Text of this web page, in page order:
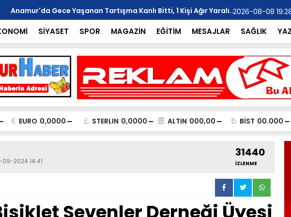
Anamur'da Gece Yaşanan Tartışma Kanlı Bitti, 1 Kişi Ağır Yaralı.. YILMAZ;
2026-08-08
SİYASET SPOR MAGAZİN EĞİTİM MESAJLAR SAĞLIK
EURO 0,0000 STERLIN 0,0000 ALTIN 000,00 BİST 00.000
2024 14:41
31440
İZLENME